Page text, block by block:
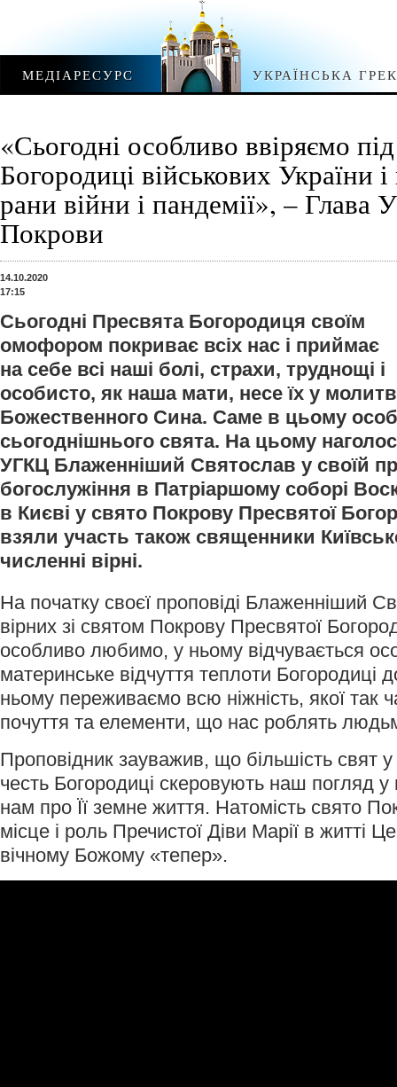
МЕДІАРЕСУРС УКРАЇНСЬКА
«Сьогодні особливо ввіряємо
Богородиці військових України
рани війни і пандемії», – Глава
Покрови
14.10.2020
17:15
Сьогодні Пресвята Богородиця своїм
омофором покриває всіх нас і приймає
на себе всі наші болі, страхи, труднощі і
особисто, як наша мати, несе їх у
Божественного Сина. Саме в цьому
сьогоднішнього свята. На цьому
УГКЦ Блаженніший Святослав у своїй
богослужіння в Патріаршому соборі
в Києві у свято Покрову Пресвятої
взяли участь також священники
численні вірні.
На початку своєї проповіді Блаженніший
вірних зі святом Покрову Пресвятої
особливо любимо, у ньому відчувається
материнське відчуття теплоти Богородиці
ньому переживаємо всю ніжність, якої так
почуття та елементи, що нас роблять
Проповідник зауважив, що більшість свят у
честь Богородиці скеровують наш погляд у
нам про Її земне життя. Натомість свято
місце і роль Пречистої Діви Марії в житті
вічному Божому «тепер».